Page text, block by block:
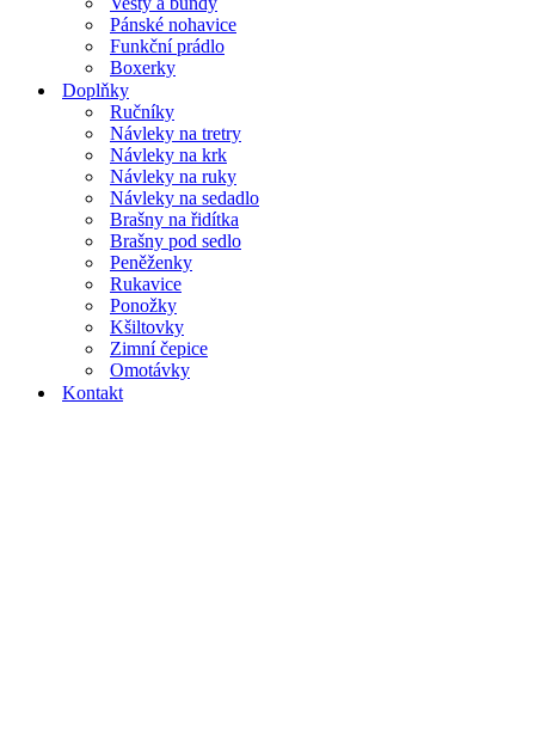
Pánské nohavice
Funkční prádlo
Boxerky
Doplňky
Ručníky
Návleky na tretry
Návleky na krk
Návleky na ruky
Návleky na sedadlo
Brašny na řidítka
Brašny pod sedlo
Peněženky
Rukavice
Ponožky
Kšiltovky
Zimní čepice
Omotávky
Kontakt